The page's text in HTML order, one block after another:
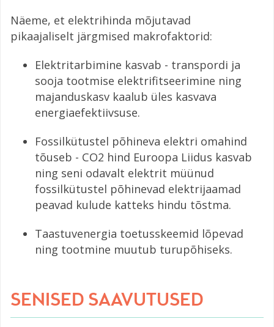
Näeme, et elektrihinda mõjutavad
pikaajaliselt järgmised makrofaktorid:
Elektritarbimine kasvab - transpordi ja
sooja tootmise elektrifitseerimine ning
majanduskasv kaalub üles kasvava
energiaefektiivsuse.
Fossilkütustel põhineva elektri omahind
tõuseb - CO2 hind Euroopa Liidus kasvab
ning seni odavalt elektrit müünud
fossilkütustel põhinevad elektrijaamad
peavad kulude katteks hindu tõstma.
Taastuvenergia toetusskeemid lõpevad
ning tootmine muutub turupõhiseks.
SENISED SAAVUTUSED